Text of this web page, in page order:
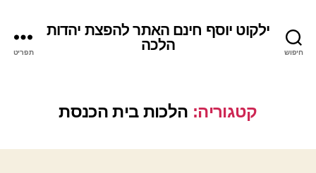
חיפוש
ילקוט יוסף חינם האתר להפצת יהדות
הלכה
תפריט
קטגוריה: הלכות בית הכנסת